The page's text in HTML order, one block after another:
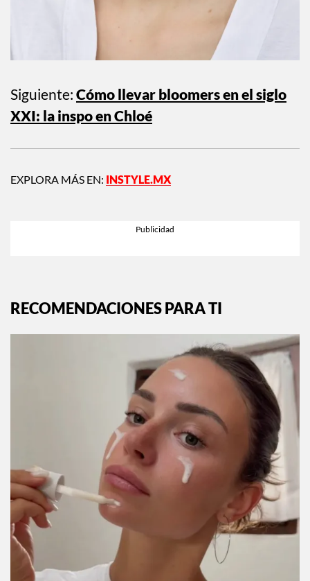
Siguiente: Cómo llevar bloomers en el siglo
XXI: la inspo en Chloé
EXPLORA MÁS EN: INSTYLE.MX
RECOMENDACIONES PARA TI